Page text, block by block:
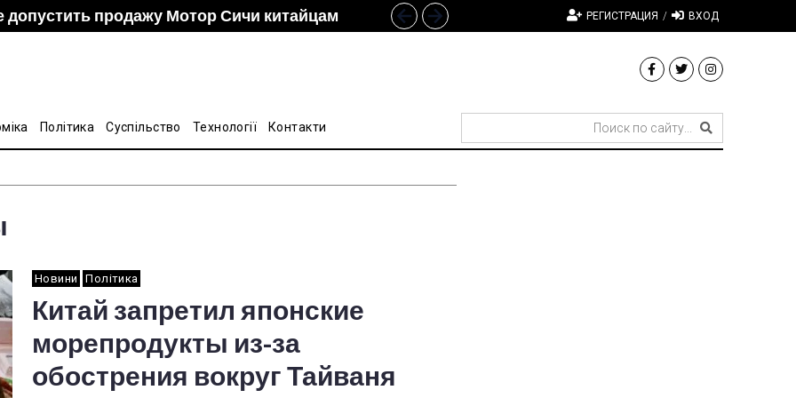
допустить продажу Мотор Сичи китайцам
украинско-китайской Подкомиссии по
и DCH Group подали новую заявку в АМКУ о
на стальные трубы из Китая РЕГИСТРАЦИЯ / ВХОД
Політика Суспільство Технології Контакти
Новини Політика
Китай запретил японские
морепродукты из-за
обострения вокруг Тайваня